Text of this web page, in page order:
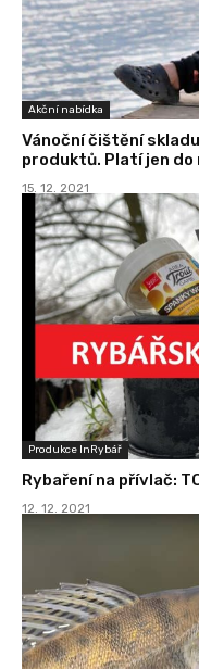
Akční nabídka
Vánoční čištění
produktů. Platí jen do
15. 12. 2021
Produkce InRybář
Rybaření na přívlač:
12. 12. 2021